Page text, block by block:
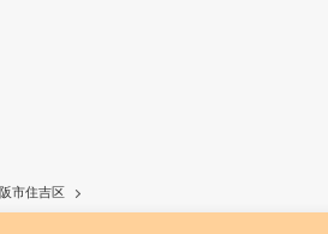
市住吉区